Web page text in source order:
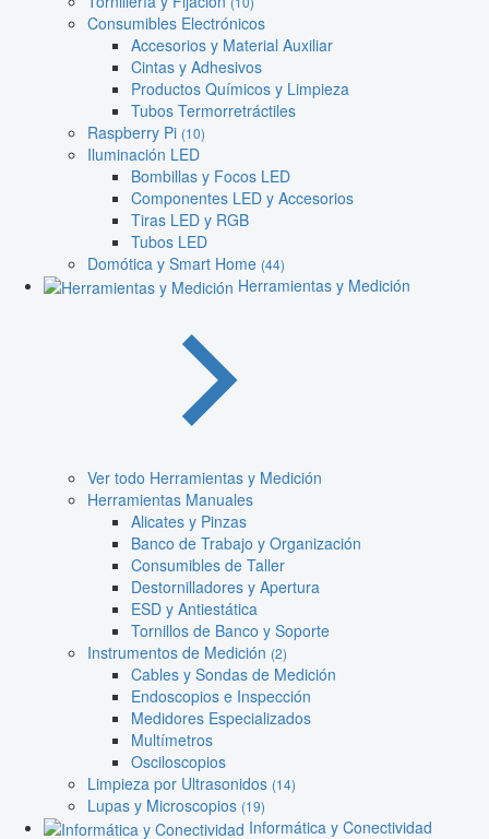
Consumibles Electrónicos
Accesorios y Material Auxiliar
Cintas y Adhesivos
Productos Químicos y Limpieza
Tubos Termorretráctiles
Raspberry Pi (10)
Iluminación LED
Bombillas y Focos LED
Componentes LED y Accesorios
Tiras LED y RGB
Tubos LED
Domótica y Smart Home (44)
Herramientas y Medición
Ver todo Herramientas y Medición
Herramientas Manuales
Alicates y Pinzas
Banco de Trabajo y Organización
Consumibles de Taller
Destornilladores y Apertura
ESD y Antiestática
Tornillos de Banco y Soporte
Instrumentos de Medición (2)
Cables y Sondas de Medición
Endoscopios e Inspección
Medidores Especializados
Multímetros
Osciloscopios
Limpieza por Ultrasonidos (14)
Lupas y Microscopios (19)
Informática y Conectividad